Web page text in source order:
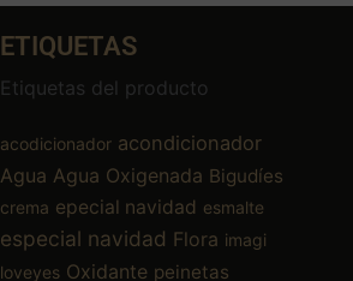
ETIQUETAS
Etiquetas del producto
acodicionador acondicionador
Agua Agua Oxigenada Bigudíes
crema epecial navidad esmalte
especial navidad Flora imagi
loveyes Oxidante peinetas